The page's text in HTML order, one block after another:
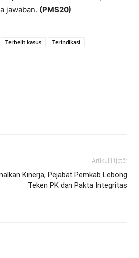
jawaban. (PMS20)
Terbelit kasus
Terindikasi
Artikulli tjetër
Kinerja, Pejabat Pemkab Lebong
Teken PK dan Pakta Integritas